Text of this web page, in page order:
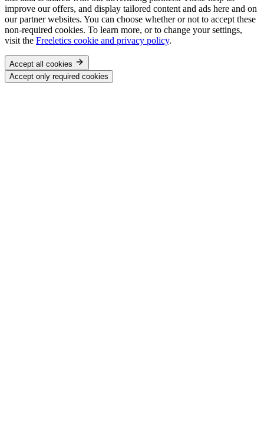
improve our offers, and display tailored content and ads here and on
our partner websites. You can choose whether or not to accept these
non-required cookies. To learn more, or to change your settings,
visit the Freeletics cookie and privacy policy.
Accept all cookies
Accept only required cookies